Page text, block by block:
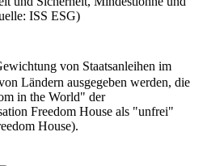
ISS ESG)
von Staatsanleihen im
Ländern ausgegeben werden, die
in the World" der
Freedom House als "unfrei"
House).